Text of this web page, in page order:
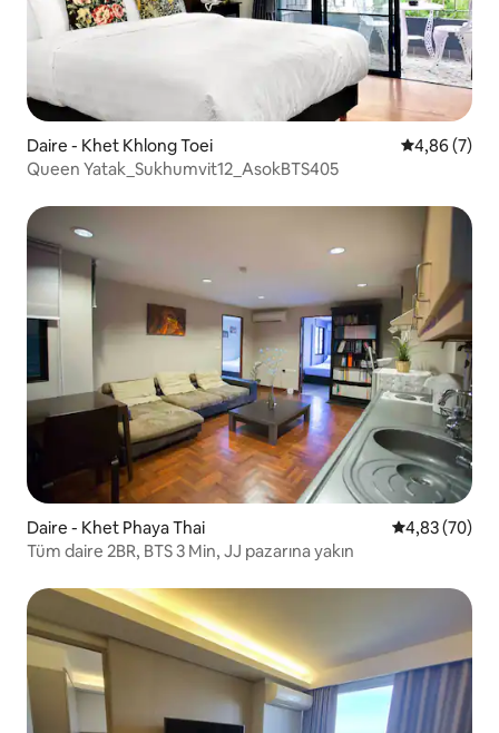
Daire - Khet Khlong Toei 5 üzerinden
4,86 (7)
Queen Yatak_Sukhumvit12_AsokBTS405
Daire - Khet Phaya Thai 5 üzerinden
4,83 (70)
Tüm daire 2BR, BTS 3 Min, JJ pazarına yakın